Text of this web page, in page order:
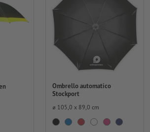
Ombrello automatico
Stockport
⌀ 105,0 x 89,0 cm